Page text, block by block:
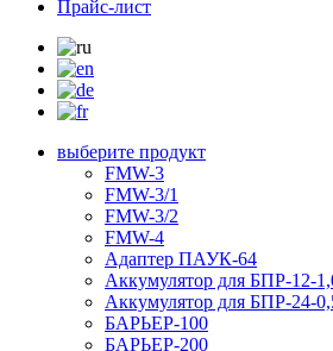
Прайс-лист
выберите продукт
FMW-3
FMW-3/1
FMW-3/2
FMW-4
Адаптер ПАУК-64
Аккумулятор для БПР-12-
Аккумулятор для БПР-24-
БАРЬЕР-100
БАРЬЕР-200